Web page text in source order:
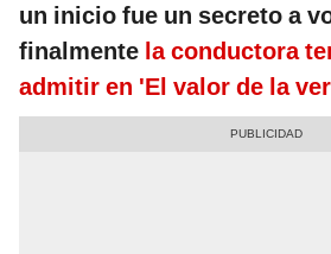
un inicio fue un secreto a
finalmente la conductora
admitir en 'El valor de la